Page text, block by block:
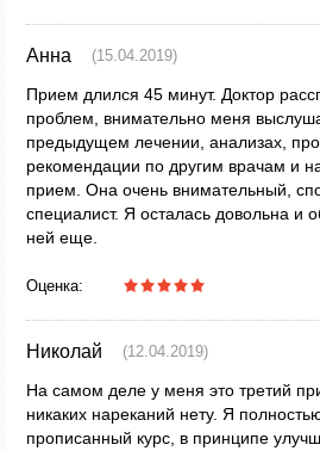
Анна (15.04.2019)
Прием длился 45 минут. Доктор
проблем, внимательно меня
предыдущем лечении, анализах,
рекомендации по другим врачам и
прием. Она очень внимательный,
специалист. Я осталась довольна и
ней еще.
Оценка:
Николай (12.04.2019)
На самом деле у меня это третий
никаких нареканий нету. Я
прописанный курс, в принципе